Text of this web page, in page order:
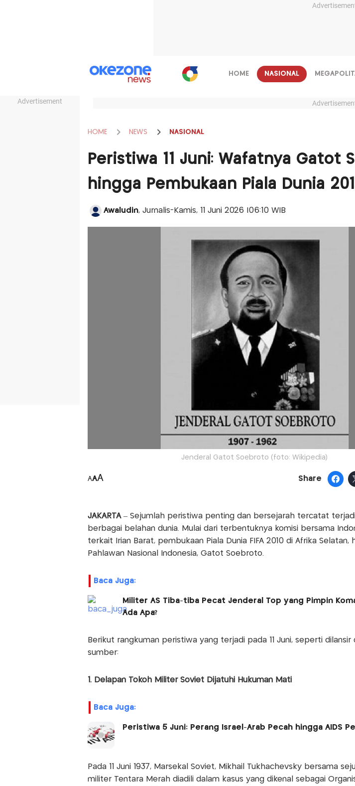
Advertisement
HOME NASIONAL
HOME NEWS NASIONAL
Peristiwa 11 Juni: Wafatnya Gatot
hingga Pembukaan Piala Dunia
Awaludin, Jurnalis-Kamis, 11 Juni 2026 |06:10 WIB
Jenderal Gatot Soebroto (foto: Wikipedia)
AAA Share
JAKARTA– Sejumlah peristiwa penting dan bersejarah tercatat terjadi
berbagai belahan dunia. Mulai dari terbentuknya komisi bersama
terkait Irian Barat, pembukaan Piala Dunia FIFA 2010 di Afrika Selatan,
Pahlawan Nasional Indonesia, Gatot Soebroto.
Baca Juga:
Militer AS Tiba-tiba Pecat Jenderal Top yang Pimpin
Ada Apa?
Berikut rangkuman peristiwa yang terjadi pada 11 Juni, seperti dilansir
sumber:
1. Delapan Tokoh Militer Soviet Dijatuhi Hukuman Mati
Baca Juga:
Peristiwa 5 Juni: Perang Israel-Arab Pecah hingga AIDS
Pada 11 Juni 1937, Marsekal Soviet, Mikhail Tukhachevsky bersama
militer Tentara Merah diadili dalam kasus yang dikenal sebagai